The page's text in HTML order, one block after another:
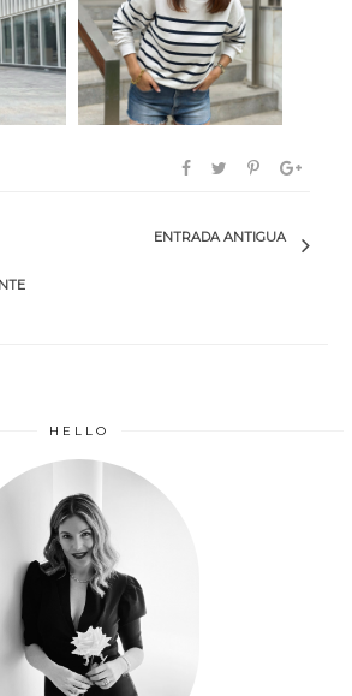
Comfy navy
ENTRADA ANTIGUA
HELLO